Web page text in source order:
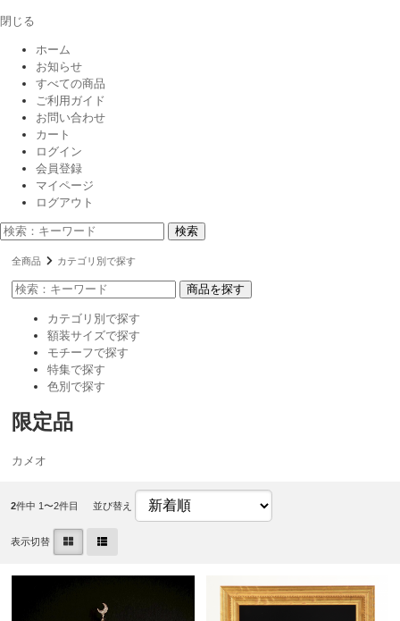
閉じる
ホーム
お知らせ
すべての商品
ご利用ガイド
お問い合わせ
カート
ログイン
会員登録
マイページ
ログアウト
検索
全商品 カテゴリ別で探す
商品を探す
カテゴリ別で探す
額装サイズで探す
モチーフで探す
特集で探す
色別で探す
限定品
カメオ
2件中 1〜2件目 並び替え
表示切替